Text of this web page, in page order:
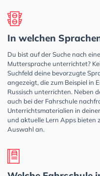
In welchen
Du bist auf der Suche nach
Muttersprache unterrichtet?
Suchfeld deine bevorzugte
angezeigt, die zum Beispiel in
Russisch unterrichten. Neben
auch bei der Fahrschule
Unterrichtsmaterialien in
und aktuelle Lern Apps bieten
Auswahl an.